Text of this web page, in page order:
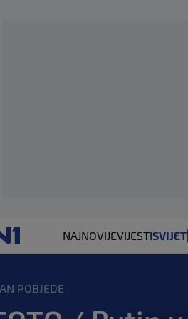
NAJNOVIJEVIJESTISVIJET
POBJEDE